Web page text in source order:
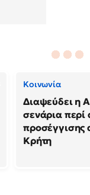
Κοινωνία
Διαψεύδει η
σενάρια περί
προσέγγισης
Κρήτη